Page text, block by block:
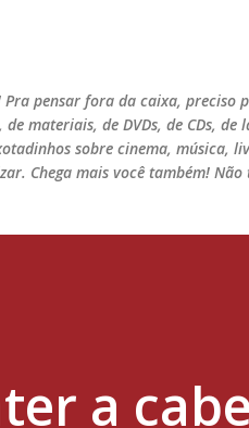
Pra pensar fora da caixa, preciso
materiais, de DVDs, de CDs, de
sobre cinema, música,
Chega mais você também!
a